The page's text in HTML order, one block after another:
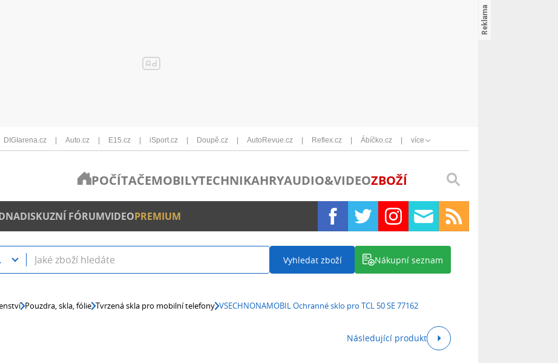
DIGIarena.cz Auto.cz E15.cz iSport.cz Doupě.cz AutoRevue.cz Reflex.cz Ábíčko.cz více
POČÍTAČEMOBILYTECHNIKAHRYAUDIO&VIDEOZBOŽÍ
DISKUZNÍ FÓRUMVIDEOPREMIUM
Vyhledat zboží Nákupní seznam
Pouzdra, skla, fólie Tvrzená skla pro mobilní telefony VSECHNONAMOBIL Ochranné sklo pro TCL 50 SE 77162
Následující produkt